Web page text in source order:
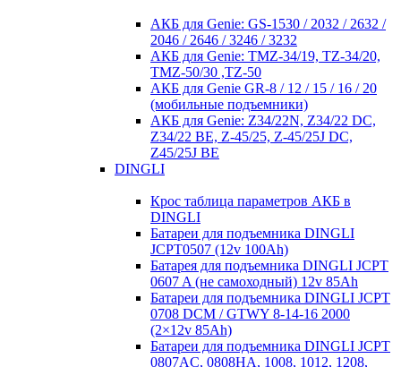
АКБ для Genie: GS-1530 / 2032 / 2632 /
2046 / 2646 / 3246 / 3232
АКБ для Genie: TMZ-34/19, TZ-34/20,
TMZ-50/30 ,TZ-50
АКБ для Genie GR-8 / 12 / 15 / 16 / 20
(мобильные подъемники)
АКБ для Genie: Z34/22N, Z34/22 DC,
Z34/22 BE, Z-45/25, Z-45/25J DC,
Z45/25J BE
DINGLI
Крос таблица параметров АКБ в
DINGLI
Батареи для подъемника DINGLI
JCPT0507 (12v 100Ah)
Батарея для подъемника DINGLI JCPT
0607 A (не самоходный) 12v 85Ah
Батареи для подъемника DINGLI JCPT
0708 DCM / GTWY 8-14-16 2000
(2×12v 85Ah)
Батареи для подъемника DINGLI JCPT
0807AC, 0808HA, 1008, 1012, 1208,